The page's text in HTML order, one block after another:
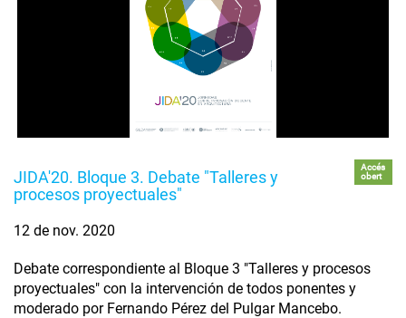
JIDA'20. Bloque 3. Debate "Talleres y
procesos proyectuales"
Accés
obert
12 de nov. 2020
Debate correspondiente al Bloque 3 "Talleres y procesos
proyectuales" con la intervención de todos ponentes y
moderado por Fernando Pérez del Pulgar Mancebo.